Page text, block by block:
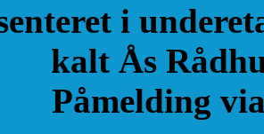
i
kalt Ås
Påmelding